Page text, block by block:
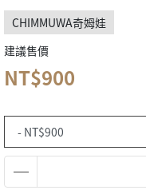
CHIMMUWA奇姆娃
建議售價
NT$900